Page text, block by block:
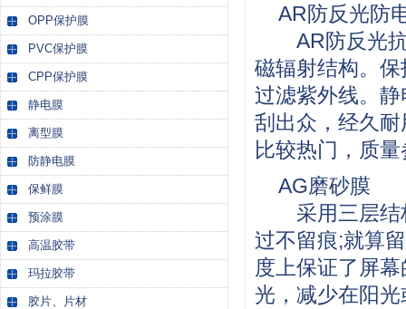
OPP保护膜
PVC保护膜
CPP保护膜
静电膜
离型膜
防静电膜
保鲜膜
预涂膜
高温胶带
玛拉胶带
胶片、片材
AR防反光防
AR防反光抗
磁辐射结构。
过滤紫外线。
刮出众，经久
比较热门，质
AG磨砂膜
采用三层结构
过不留痕;就算
度上保证了屏
光，减少在阳